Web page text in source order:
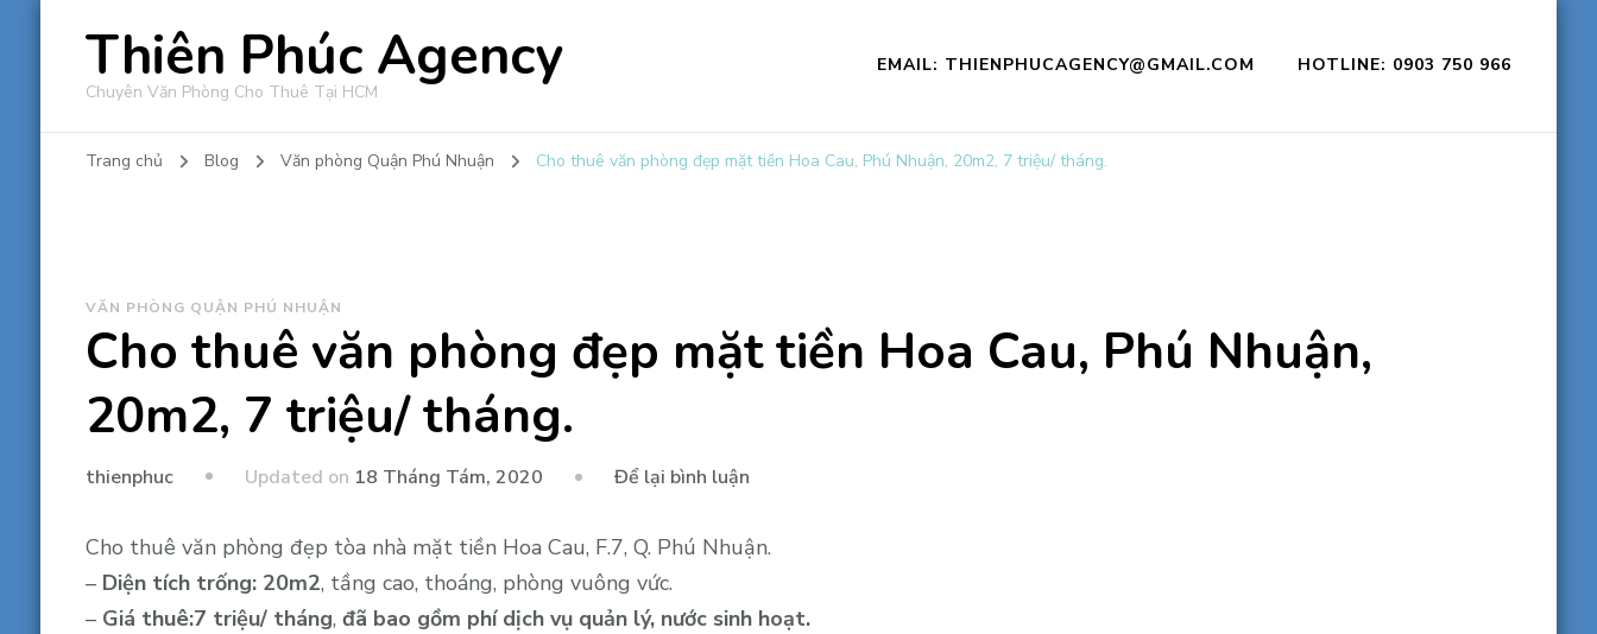
Thiên Phúc Agency
Chuyên Văn Phòng Cho Thuê Tại HCM
EMAIL: THIENPHUCAGENCY@GMAIL.COM HOTLINE: 0903 750 966
Trang chủ Blog Văn phòng Quận Phú Nhuận Cho thuê văn phòng đẹp mặt tiền Hoa Cau, Phú Nhuận, 20m2, 7 triệu/ tháng.
VĂN PHÒNG QUẬN PHÚ NHUẬN
Cho thuê văn phòng đẹp mặt tiền Hoa Cau, Phú Nhuận,
20m2, 7 triệu/ tháng.
thienphuc Updated on 18 Tháng Tám, 2020 Để lại bình luậntại
thuê
phòng
Cho thuê văn phòng đẹp tòa nhà mặt tiền Hoa Cau, F.7, Q. Phú Nhuận.
– Diện tích trống: 20m2, tầng cao, thoáng, phòng vuông vức.
–Giá thuê:7 triệu/ tháng, đã bao gồm phí dịch vụ quản lý, nước sinh hoạt.